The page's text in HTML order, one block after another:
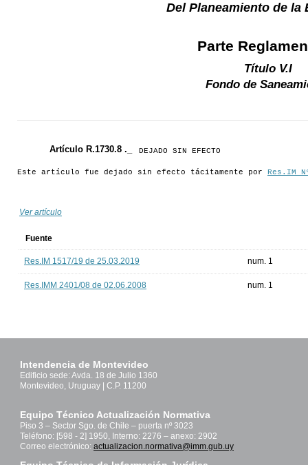
Del Planeamiento de la
Parte
Título V.I
Fondo de
Artículo R.1730.8 ._ DEJADO SIN EFECTO
Este artículo fue dejado sin efecto tácitamente por Res.IM
Ver artículo
Fuente
Res.IM 1517/19 de 25.03.2019 num. 1
Res.IMM 2401/08 de 02.06.2008 num. 1
Intendencia de Montevideo
Edificio sede: Avda. 18 de Julio 1360
Montevideo, Uruguay | C.P. 11200
Equipo Técnico Actualización Normativa
Piso 3 – Sector Sgo. de Chile – puerta nº 3023
Teléfono: [598 - 2] 1950, Interno: 2276 – anexo: 2902
Correo electrónico: actualizacion.normativa@imm.gub.uy